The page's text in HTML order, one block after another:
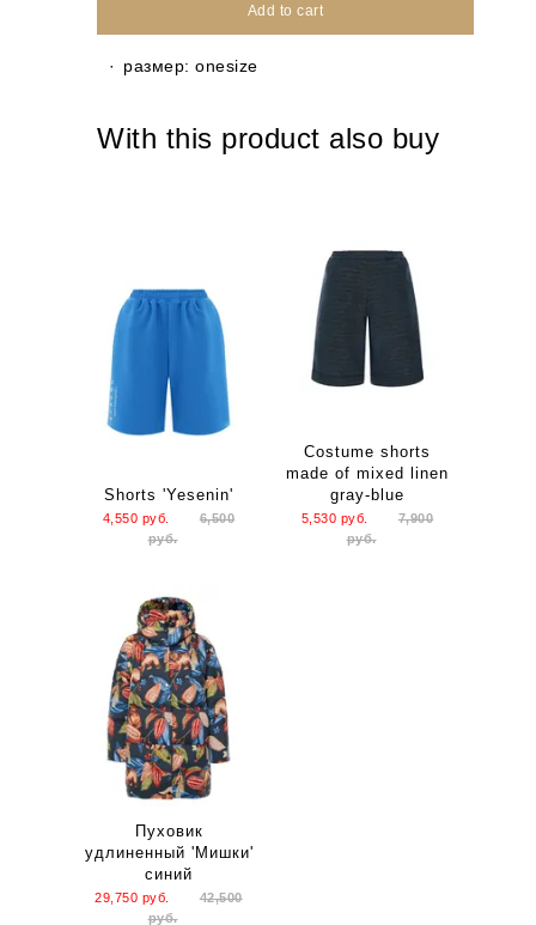
Add to cart
размер: onesize
With this product also buy
Shorts 'Yesenin'
4,550 руб.
6,500
руб.
Costume shorts
made of mixed linen
gray-blue
5,530 руб.
7,900
руб.
Пуховик
удлиненный 'Мишки'
синий
29,750 руб.
42,500
руб.